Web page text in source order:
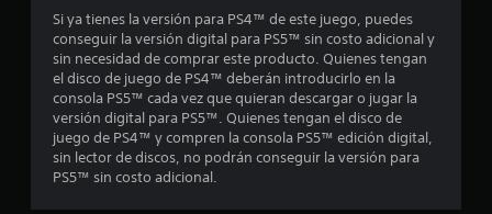
e
l
l
a
Si ya tienes la versión para PS4™ de este juego, puedes
conseguir la versión digital para PS5™ sin costo adicional y
sin necesidad de comprar este producto. Quienes tengan
el disco de juego de PS4™ deberán introducirlo en la
consola PS5™ cada vez que quieran descargar o jugar la
versión digital para PS5™. Quienes tengan el disco de
juego de PS4™ y compren la consola PS5™ edición digital,
sin lector de discos, no podrán conseguir la versión para
PS5™ sin costo adicional.